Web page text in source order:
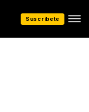
Suscríbete